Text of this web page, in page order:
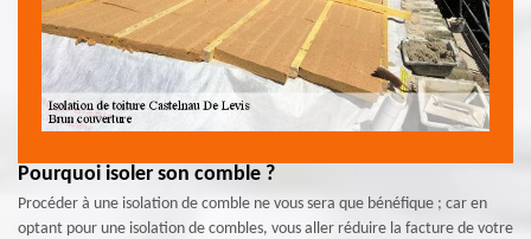
Pourquoi isoler son comble ?
Procéder à une isolation de comble ne vous sera que bénéfique ; car en
optant pour une isolation de combles, vous aller réduire la facture de votre